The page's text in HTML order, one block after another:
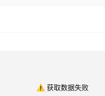
⚠️ 获取数据失败